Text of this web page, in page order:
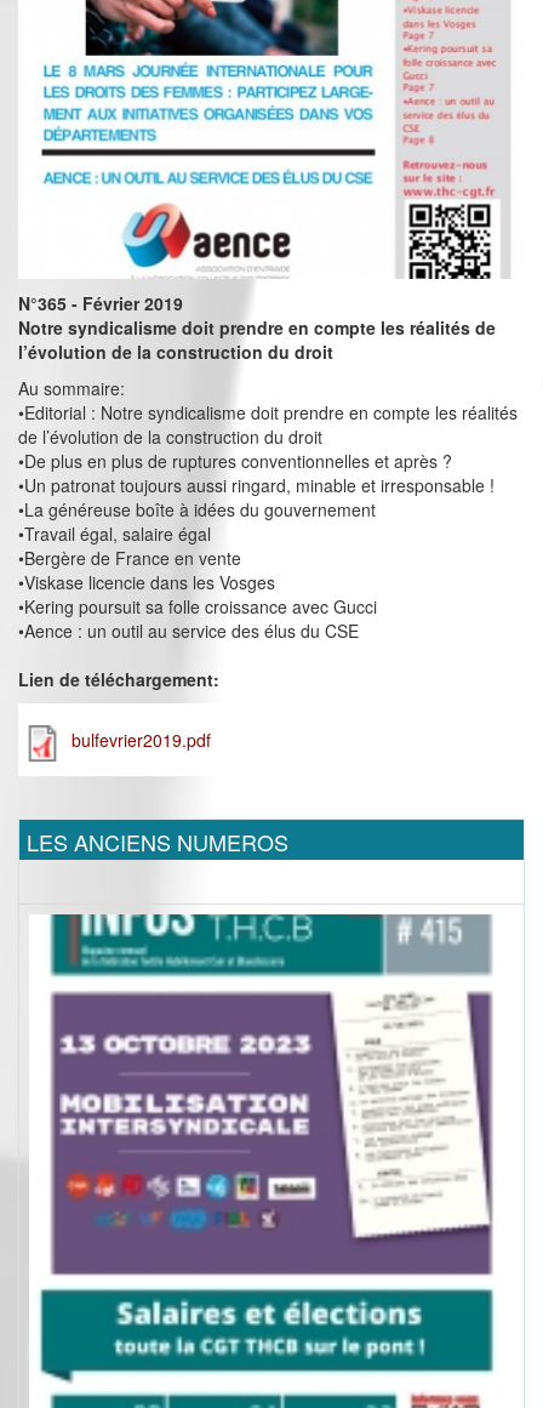
N°365 - Février 2019
Notre syndicalisme doit prendre en compte les réalités de
l’évolution de la construction du droit
Au sommaire:
•Editorial : Notre syndicalisme doit prendre en compte les réalités
de l’évolution de la construction du droit
•De plus en plus de ruptures conventionnelles et après ?
•Un patronat toujours aussi ringard, minable et irresponsable !
•La généreuse boîte à idées du gouvernement
•Travail égal, salaire égal
•Bergère de France en vente
•Viskase licencie dans les Vosges
•Kering poursuit sa folle croissance avec Gucci
•Aence : un outil au service des élus du CSE
Lien de téléchargement:
bulfevrier2019.pdf
LES ANCIENS NUMEROS